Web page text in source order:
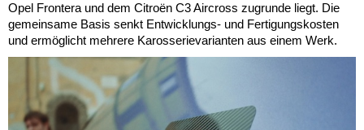
Opel Frontera und dem Citroën C3 Aircross zugrunde liegt. Die
gemeinsame Basis senkt Entwicklungs- und Fertigungskosten
und ermöglicht mehrere Karosserievarianten aus einem Werk.